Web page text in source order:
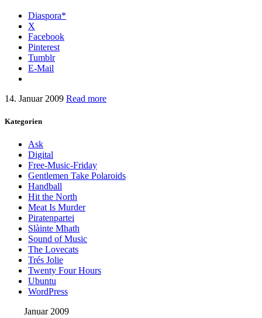
Diaspora*
X
Facebook
Pinterest
Tumblr
E-Mail
14. Januar 2009 Read more
Kategorien
Ask
Digital
Free-Music-Friday
Gentlemen Take Polaroids
Handball
Hit the North
Meat Is Murder
Piratenpartei
Slàinte Mhath
Sound of Music
The Lovecats
Trés Jolie
Twenty Four Hours
Ubuntu
WordPress
Januar 2009